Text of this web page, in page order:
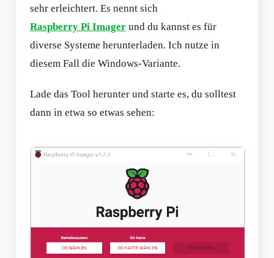
sehr erleichtert. Es nennt sich
Raspberry Pi Imager und du kannst es für
diverse Systeme herunterladen. Ich nutze in
diesem Fall die Windows-Variante.
Lade das Tool herunter und starte es, du solltest
dann in etwa so etwas sehen: